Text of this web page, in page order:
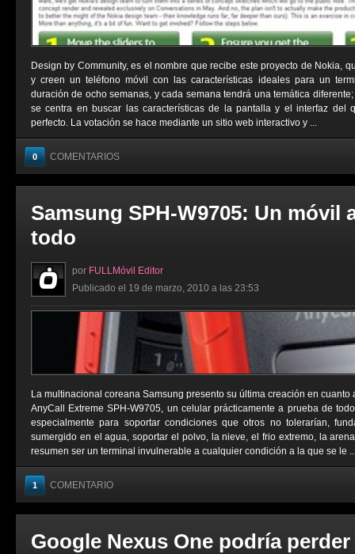
Design by Community, es el nombre que recibe este proyecto de Nokia,
y creen un teléfono móvil con las características ideales para un
duración de ocho semanas, y cada semana tendrá una temática
se centra en buscar las características de la pantalla y el interfaz del
perfecto. La votación se hace mediante un sitio web interactivo y ...
0 COMENTARIOS
Samsung SPH-W9705: Un móvil
todo
por FULLMóvil Editor
Publicado el 19 de marzo, 2010 a las 23:53
La multinacional coreana Samsung presento su última creación en cuanto
AnyCall Extreme SPH-W9705, un celular prácticamente a prueba de
especialmente para soportar condiciones que otros no tolerarían,
sumergido en el agua, soportar el polvo, la nieve, el frio extremo, la
resumen ser un terminal invulnerable a cualquier condición a la que se le
1 COMENTARIO
Google Nexus One podría